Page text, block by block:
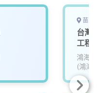
苗栗
台灣
工程
鴻海精
(鴻海)